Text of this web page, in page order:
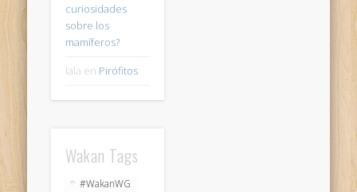
curiosidades
sobre los
mamíferos?
lala en Pirófitos
Wakan Tags
#WakanWG